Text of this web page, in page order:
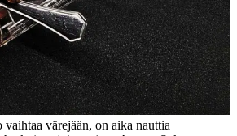
värejään, on aika nauttia